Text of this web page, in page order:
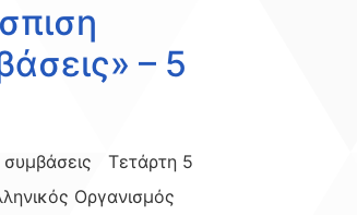
– 5
συμβάσεις Τετάρτη 5
Οργανισμός